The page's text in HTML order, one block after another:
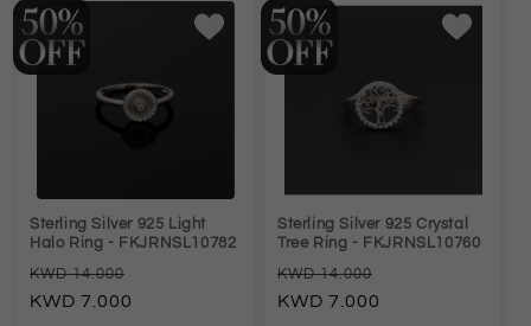
Sterling Silver 925 Light
Halo Ring - FKJRNSL10782
السعر
العادي
14.000
7.000
Sterling Silver 925 Crystal
Tree Ring - FKJRNSL10760
السعر
العادي
14.000
7.000